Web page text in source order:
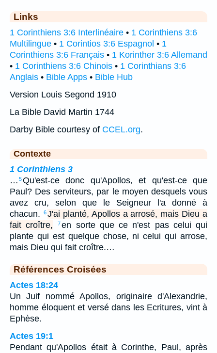
Links
1 Corinthiens 3:6 Interlinéaire • 1 Corinthiens 3:6
Multilingue • 1 Corintios 3:6 Espagnol • 1
Corinthiens 3:6 Français • 1 Korinther 3:6 Allemand
• 1 Corinthiens 3:6 Chinois • 1 Corinthians 3:6
Anglais • Bible Apps • Bible Hub
Version Louis Segond 1910
La Bible David Martin 1744
Darby Bible courtesy of CCEL.org.
Contexte
1 Corinthiens 3
… 5Qu'est-ce donc qu'Apollos, et qu'est-ce que
Paul? Des serviteurs, par le moyen desquels vous
avez cru, selon que le Seigneur l'a donné à
chacun.
6J'ai planté, Apollos a arrosé, mais Dieu a
fait croître,
7 en sorte que ce n'est pas celui qui
plante qui est quelque chose, ni celui qui arrose,
mais Dieu qui fait croître.…
Références Croisées
Actes 18:24
Un Juif nommé Apollos, originaire d'Alexandrie,
homme éloquent et versé dans les Ecritures, vint à
Ephèse.
Actes 19:1
Pendant qu'Apollos était à Corinthe, Paul, après